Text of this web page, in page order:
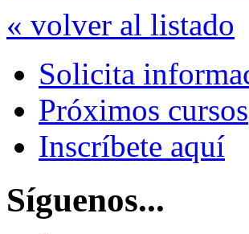
« volver al listado
Solicita
Próximos cursos
Inscríbete aquí
Síguenos...